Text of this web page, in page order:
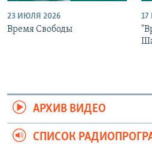
23 ИЮЛЯ 2026
Время Свободы
АРХИВ ВИДЕО
СПИСОК